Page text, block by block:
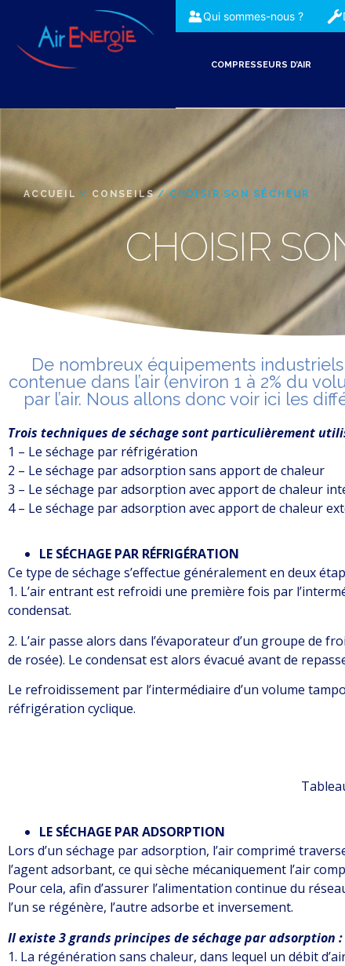
Qui sommes-nous ?
COMPRESSEURS D’AIR
ACCUEIL / CONSEILS/ CHOISIR SON SÉCHEUR
CHOISIR
De nombreux équipements industriels
contenue dans l’air (environ 1 à 2% du
par l’air. Nous allons donc voir ici les
Trois techniques de séchage sont particulièrement
1 – Le séchage par réfrigération
2 – Le séchage par adsorption sans apport de chaleur
3 – Le séchage par adsorption avec apport de chaleur
4 – Le séchage par adsorption avec apport de chaleur
LE SÉCHAGE PAR RÉFRIGÉRATION
Ce type de séchage s’effectue généralement en deux
1. L’air entrant est refroidi une première fois par
condensat.
2. L’air passe alors dans l’évaporateur d’un groupe
de rosée). Le condensat est alors évacué avant de
Le refroidissement par l’intermédiaire d’un volume
réfrigération cyclique.
LE SÉCHAGE PAR ADSORPTION
Lors d’un séchage par adsorption, l’air comprimé
l’agent adsorbant, ce qui sèche mécaniquement l’air
Pour cela, afin d’assurer l’alimentation continue du
l’un se régénère, l’autre adsorbe et inversement.
Il existe 3 grands principes de séchage par adsorption :
1. La régénération sans chaleur, dans lequel un débit